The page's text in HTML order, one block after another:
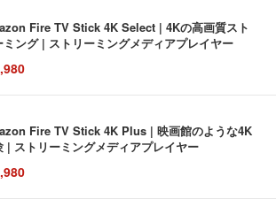
Fire TV Stick 4K Select | 4Kの高画質スト
ミング | ストリーミングメディアプレイヤー
Fire TV Stick 4K Plus | 映画館のような4K
| ストリーミングメディアプレイヤー